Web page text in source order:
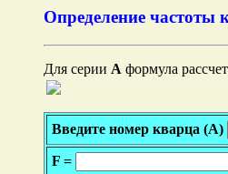
Определение
Для серии А формула
Введите номер кварца (A)
F =